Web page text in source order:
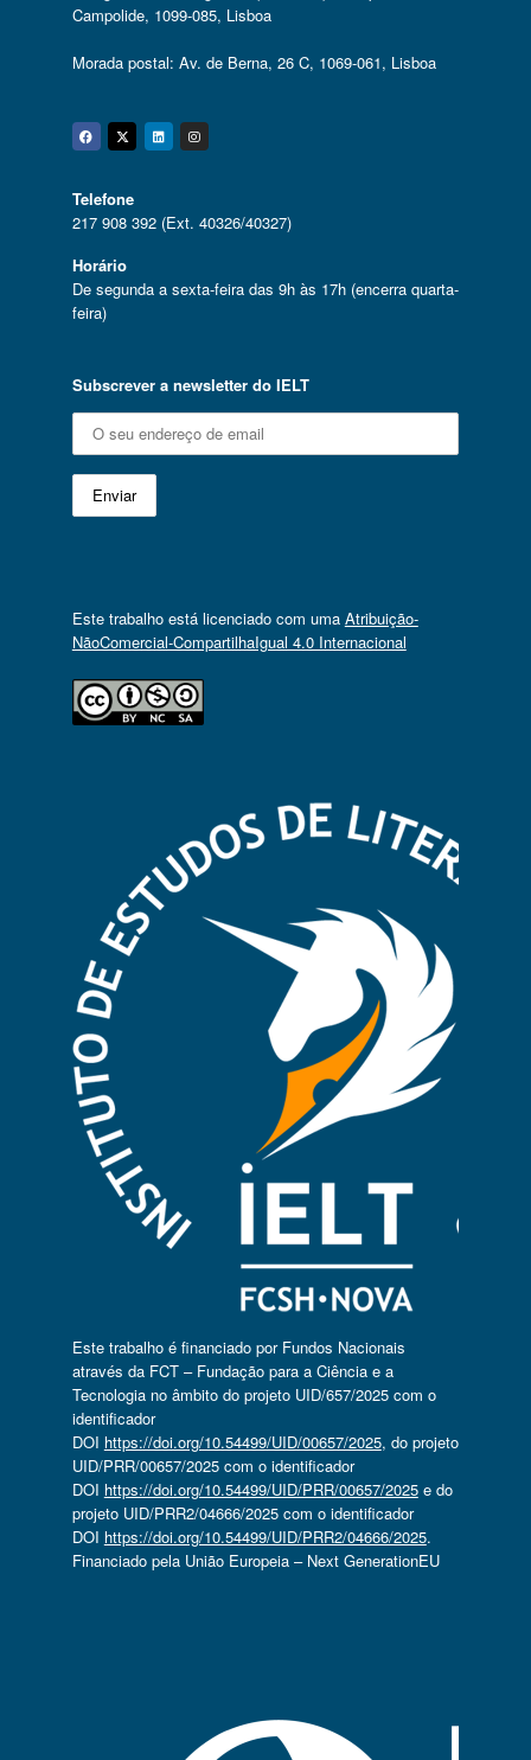
Campolide, 1099-085, Lisboa
Morada postal: Av. de Berna, 26 C, 1069-061, Lisboa
Facebook
Twitter
Linkedin
Instagram
Telefone
217 908 392 (Ext. 40326/40327)
Horário
De segunda a sexta-feira das 9h às 17h (encerra quarta-
feira)
Subscrever a newsletter do IELT
Este trabalho está licenciado com uma Atribuição-
NãoComercial-CompartilhaIgual 4.0 Internacional
Este trabalho é financiado por Fundos Nacionais
através da FCT – Fundação para a Ciência e a
Tecnologia no âmbito do projeto UID/657/2025 com o
identificador
DOI https://doi.org/10.54499/UID/00657/2025, do projeto
UID/PRR/00657/2025 com o identificador
DOI https://doi.org/10.54499/UID/PRR/00657/2025e do
projeto UID/PRR2/04666/2025 com o identificador
DOI https://doi.org/10.54499/UID/PRR2/04666/2025.
Financiado pela União Europeia – Next GenerationEU